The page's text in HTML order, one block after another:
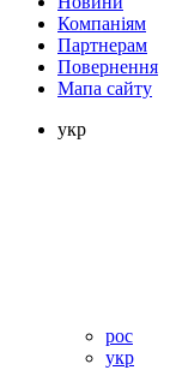
Компаніям
Партнерам
Повернення
Мапа сайту
укр
рос
укр